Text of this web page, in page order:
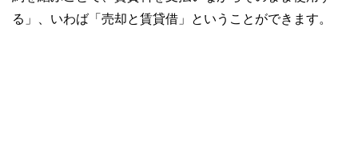
る」、いわば「売却と賃貸借」ということができます。